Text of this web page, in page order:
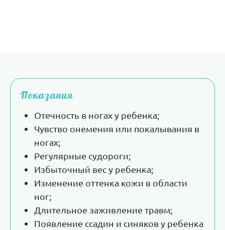
Показания
Отечность в ногах у ребенка;
Чувство онемения или покалывания в
ногах;
Регулярные судороги;
Избыточный вес у ребенка;
Изменение оттенка кожи в области
ног;
Длительное заживление травм;
Появление ссадин и синяков у ребенка